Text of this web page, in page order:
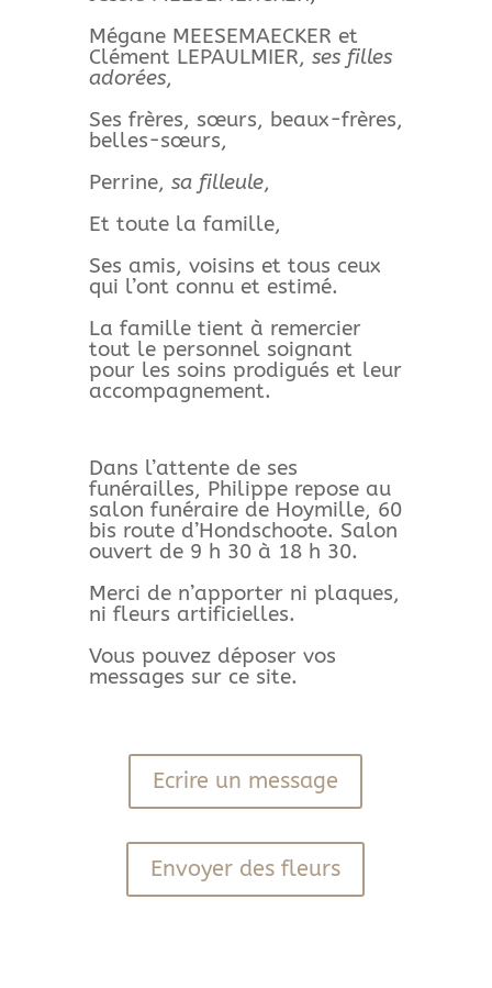
Mégane MEESEMAECKER et
Clément LEPAULMIER, ses filles
adorées,
Ses frères, sœurs, beaux-frères,
belles-sœurs,
Perrine, sa filleule,
Et toute la famille,
Ses amis, voisins et tous ceux
qui l’ont connu et estimé.
La famille tient à remercier
tout le personnel soignant
pour les soins prodigués et leur
accompagnement.
Dans l’attente de ses
funérailles, Philippe repose au
salon funéraire de Hoymille, 60
bis route d’Hondschoote. Salon
ouvert de 9 h 30 à 18 h 30.
Merci de n’apporter ni plaques,
ni fleurs artificielles.
Vous pouvez déposer vos
messages sur ce site.
Ecrire un message
Envoyer des fleurs